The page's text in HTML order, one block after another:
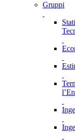
Gruppi